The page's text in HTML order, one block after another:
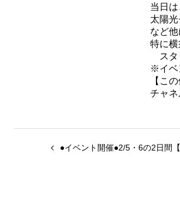
当日
太陽
など
特に横
スタ
※イベ
【こ
チャ
●イベント開催●2/5・6の2日間